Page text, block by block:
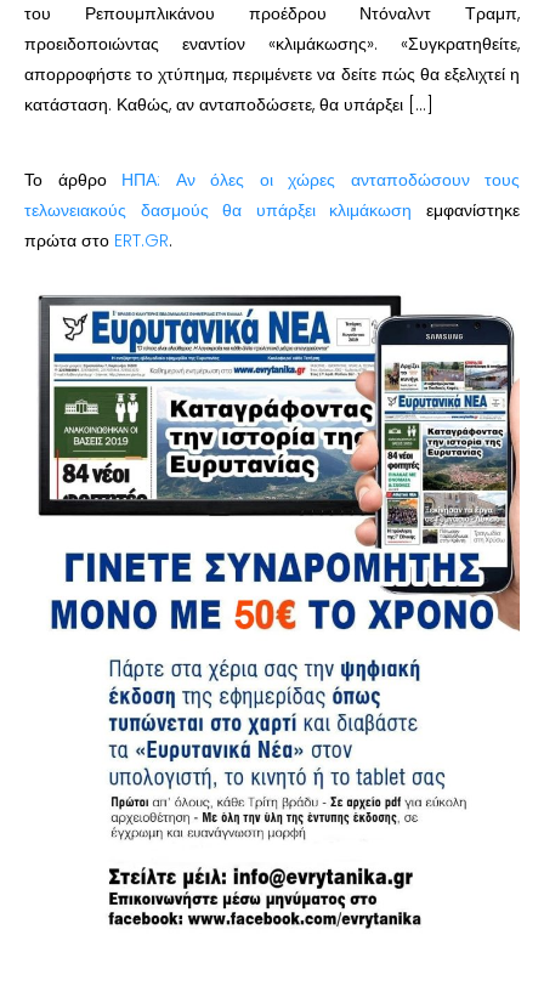
του Ρεπουμπλικάνου προέδρου Ντόναλντ Τραμπ,
προειδοποιώντας εναντίον «κλιμάκωσης». «Συγκρατηθείτε,
απορροφήστε το χτύπημα, περιμένετε να δείτε πώς θα εξελιχτεί η
κατάσταση. Καθώς, αν ανταποδώσετε, θα υπάρξει […]
Το άρθρο ΗΠΑ: Αν όλες οι χώρες ανταποδώσουν τους
τελωνειακούς δασμούς θα υπάρξει κλιμάκωση εμφανίστηκε
πρώτα στο ERT.GR.